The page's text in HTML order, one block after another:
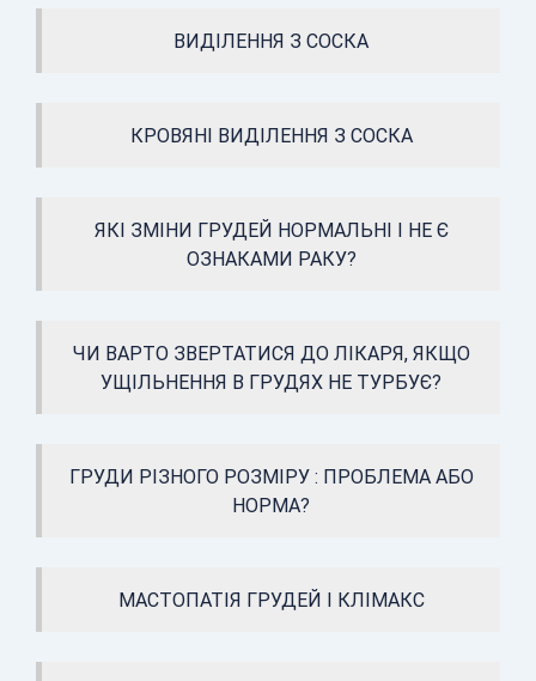
ВИДІЛЕННЯ З СОСКА
КРОВЯНІ ВИДІЛЕННЯ З СОСКА
ЯКІ ЗМІНИ ГРУДЕЙ НОРМАЛЬНІ І НЕ Є
ОЗНАКАМИ РАКУ?
ЧИ ВАРТО ЗВЕРТАТИСЯ ДО ЛІКАРЯ, ЯКЩО
УЩІЛЬНЕННЯ В ГРУДЯХ НЕ ТУРБУЄ?
ГРУДИ РІЗНОГО РОЗМІРУ : ПРОБЛЕМА АБО
НОРМА?
МАСТОПАТІЯ ГРУДЕЙ І КЛІМАКС